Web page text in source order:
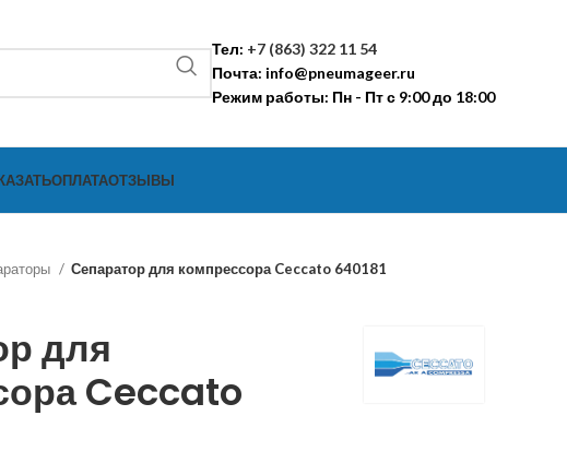
Тел: +7 (863) 322 11 54
Почта: info@pneumageer.ru
Режим работы: Пн - Пт с 9:00 до 18:00
ОПЛАТАОТЗЫВЫ
Сепаратор для компрессора Ceccato 640181
для
Ceccato